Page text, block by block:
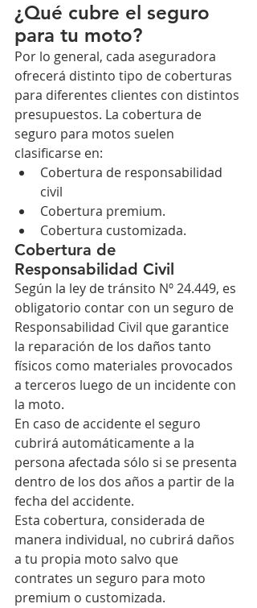
¿Qué cubre el seguro
para tu moto?
Por lo general, cada aseguradora
ofrecerá distinto tipo de coberturas
para diferentes clientes con distintos
presupuestos. La cobertura de
seguro para motos suelen
clasificarse en:
Cobertura de responsabilidad
civil
Cobertura premium.
Cobertura customizada.
Cobertura de
Responsabilidad Civil
Según la ley de tránsito Nº 24.449, es
obligatorio contar con un seguro de
Responsabilidad Civil que garantice
la reparación de los daños tanto
físicos como materiales provocados
a terceros luego de un incidente con
la moto.
En caso de accidente el seguro
cubrirá automáticamente a la
persona afectada sólo si se presenta
dentro de los dos años a partir de la
fecha del accidente.
Esta cobertura, considerada de
manera individual, no cubrirá daños
a tu propia moto salvo que
contrates un seguro para moto
premium o customizada.